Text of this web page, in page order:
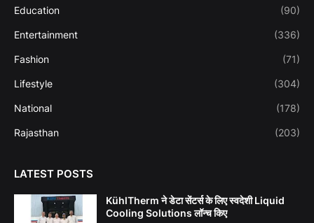
Education (90)
Entertainment (336)
Fashion (71)
Lifestyle (304)
National (178)
Rajasthan (203)
LATEST POSTS
KühlTherm ने डेटा सेंटर्स के लिए स्वदेशी Liquid
Cooling Solutions लॉन्च किए